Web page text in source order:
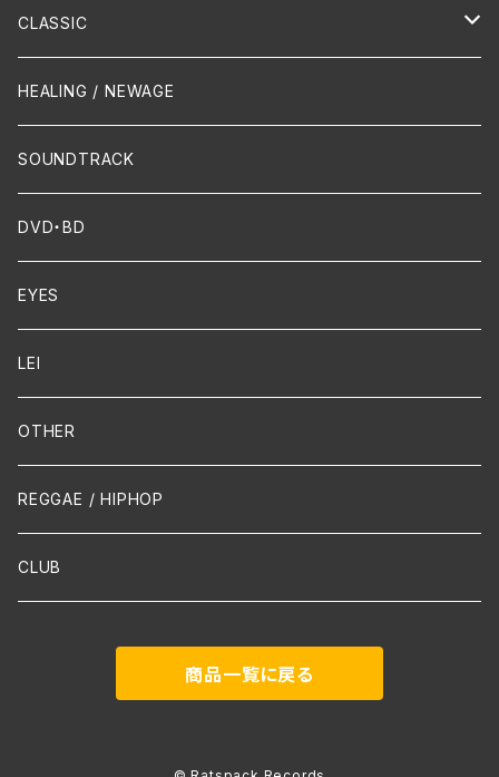
Hip-Hop/Dancehall Reggae
Piano
Crossover / Fusion
Dixie / New Orleans
FUNK
HAWAIIAN
Chanson
CLASSIC
Piano
Flute
Violin
Cello
Guitar / Ukulele
Mandolin
声楽
吹奏楽
Contemporary / Avangarde
HEALING / NEWAGE
SOUNDTRACK
DVD・BD
EYES
LEI
OTHER
REGGAE / HIPHOP
CLUB
商品一覧に戻る